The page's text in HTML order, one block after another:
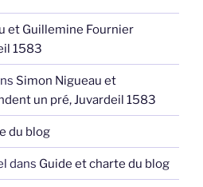
et Guillemine Fournier
1583
Simon Nigueau et
un pré, Juvardeil 1583
du blog
dans Guide et charte du blog